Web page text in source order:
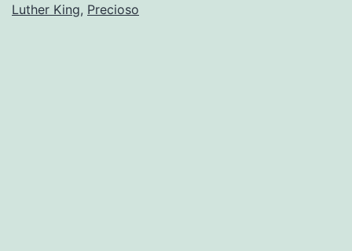
de
Luther King, Precioso